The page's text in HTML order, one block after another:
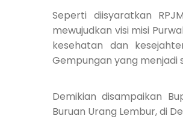
Seperti diisyaratkan
mewujudkan visi misi
kesehatan dan
Gempungan yang menjadi
Demikian disampaikan
Buruan Urang Lembur, di